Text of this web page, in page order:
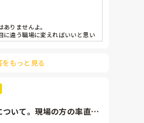
ばいいんだね
とは難しそうです。
過去辞めた人も何年も言われ
りませんよ。
に違う職場に変えればいいと思い
をもっと見る
いて。現場の方の率直な